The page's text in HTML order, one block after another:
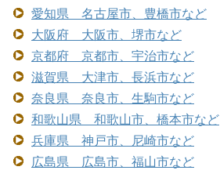
愛知県 名古屋市、豊橋市など
大阪府 大阪市、堺市など
京都府 京都市、宇治市など
滋賀県 大津市、長浜市など
奈良県 奈良市、生駒市など
和歌山県 和歌山市、橋本市など
兵庫県 神戸市、尼崎市など
広島県 広島市、福山市など